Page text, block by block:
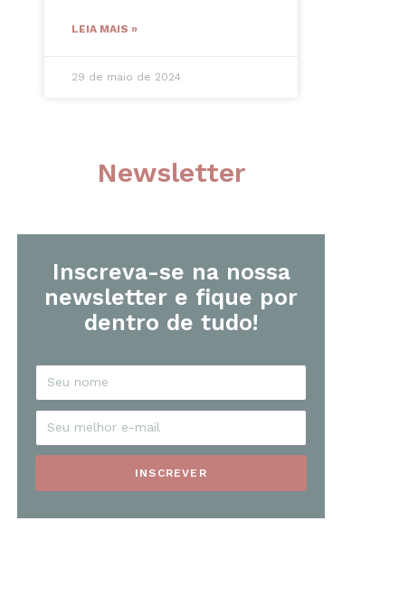
LEIA MAIS »
29 de maio de 2024
Newsletter
Inscreva-se na nossa
newsletter e fique por
dentro de tudo!
INSCREVER